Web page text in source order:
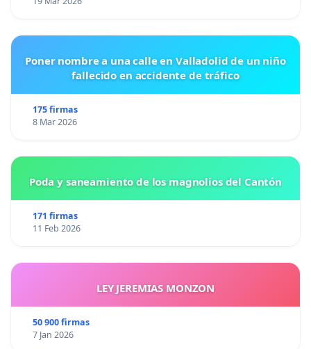
Poner nombre a una calle en Valladolid de un niño
fallecido en accidente de tráfico
175 firmas
8 Mar 2026
Poda y saneamiento de los magnolios del Cantón
171 firmas
11 Feb 2026
LEY JEREMIAS MONZON
50 900 firmas
7 Jan 2026